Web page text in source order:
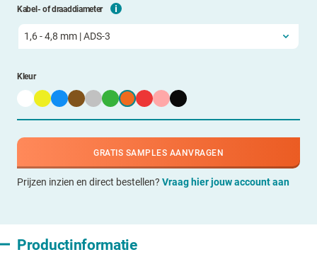
Kabel- of draaddiameter
Kleur
GRATIS SAMPLES AANVRAGEN
Prijzen inzien en direct bestellen? Vraag hier jouw account aan
Productinformatie